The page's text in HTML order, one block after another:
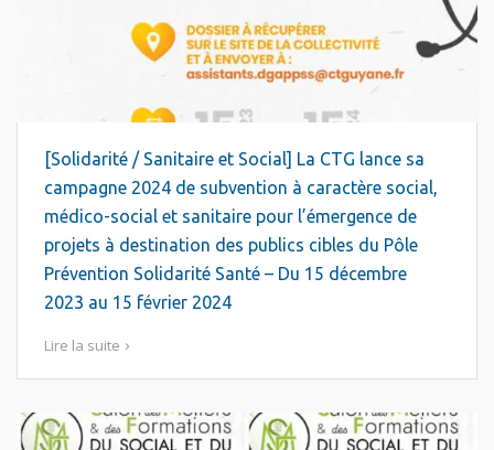
[Solidarité / Sanitaire et Social] La CTG lance sa
campagne 2024 de subvention à caractère social,
médico-social et sanitaire pour l’émergence de
projets à destination des publics cibles du Pôle
Prévention Solidarité Santé – Du 15 décembre
2023 au 15 février 2024
Lire la suite